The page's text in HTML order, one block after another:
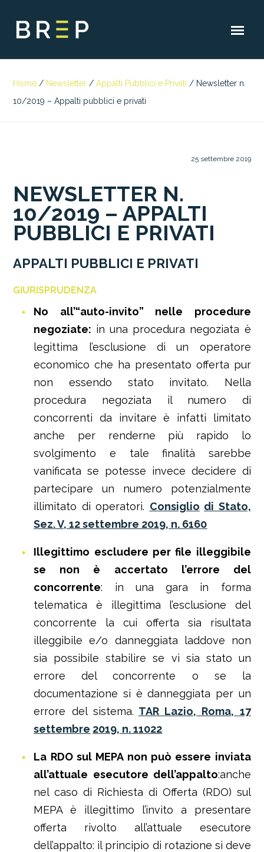
Home / Newsletter / Appalti Pubblici e Privati / Newsletter n.
10/2019 – Appalti pubblici e privati
25 settembre 2019
NEWSLETTER N.
10/2019 – APPALTI
PUBBLICI E PRIVATI
APPALTI PUBBLICI E PRIVATI
GIURISPRUDENZA
No all’“auto-invito” nelle procedure
negoziate: in una procedura negoziata è
legittima l’esclusione di un operatore
economico che ha presentato offerta pur
non essendo stato invitato. Nella
procedura negoziata il numero di
concorrenti da invitare è infatti limitato
anche per renderne più rapido lo
svolgimento e tale finalità sarebbe
vanificata se potesse invece decidere di
partecipare un numero potenzialmente
illimitato di operatori. Consiglio di Stato,
Sez. V, 12 settembre 2019, n. 6160
Illegittimo escludere per file illeggibile
se non è accertato l’errore del
concorrente: in una gara in forma
telematica è illegittima l’esclusione del
concorrente la cui offerta sia risultata
illeggibile e/o danneggiata laddove non
sia possibile stabilire se vi sia stato un
errore del concorrente o se la
documentazione si è danneggiata per un
errore del sistema. TAR Lazio, Roma, 17
settembre 2019, n. 11022
La RDO sul MEPA non può essere inviata
all’attuale esecutore dell’appalto:anche
nel caso di Richiesta di Offerta (RDO) sul
MEPA è illegittimo l’invito a presentare
offerta rivolto all’attuale esecutore
dell’appalto: il principio di rotazione si deve